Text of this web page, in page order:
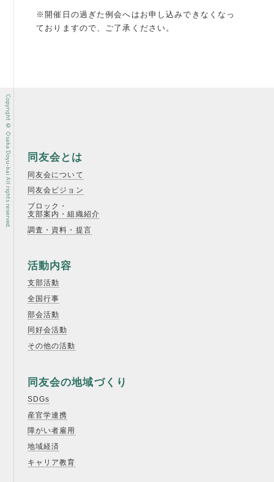
※開催日の過ぎた例会へはお申し込みできなくなっ
ておりますので、ご了承ください。
同友会とは
同友会について
同友会ビジョン
ブロック・
支部案内・組織紹介
調査・資料・提言
活動内容
支部活動
全国行事
部会活動
同好会活動
その他の活動
同友会の地域づくり
SDGs
産官学連携
障がい者雇用
地域経済
キャリア教育
Copyright © Osaka Doyu-kai All rights reserved.